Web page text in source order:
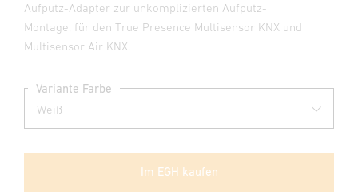
Aufputz-Adapter zur unkomplizierten Aufputz-
Montage, für den True Presence Multisensor KNX und
Multisensor Air KNX.
Variante Farbe
Im EGH kaufen